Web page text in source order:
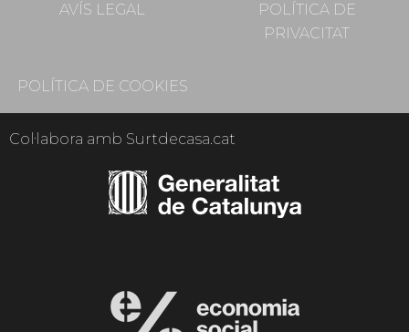
AVÍS LEGAL
POLÍTICA DE
PRIVACITAT
POLÍTICA DE COOKIES
Col·labora amb Surtdecasa.cat